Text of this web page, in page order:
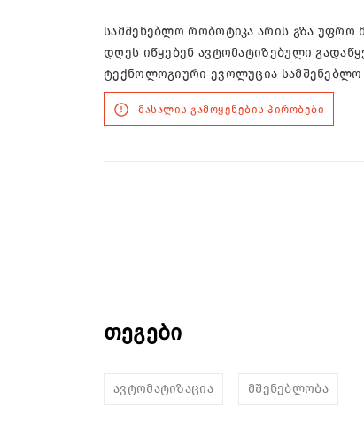
სამშენებლო რობოტიკა არის გზა
დღეს იწყებენ ავტომატიზებული
ტექნოლოგიური ევოლუცია სამშენებლო
მასალის გამოყენების პირობები
თეგები
ავტომატიზაცია მშენებლობა